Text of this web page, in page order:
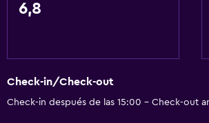
Plancha y tabla de planchar
6,8
Check-in/Check-out
Check-in después de las 15:00 - Check-out